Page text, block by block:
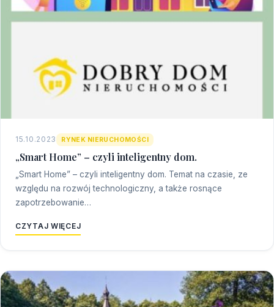
15.10.2023 RYNEK NIERUCHOMOŚCI
„Smart Home” – czyli inteligentny dom.
„Smart Home” – czyli inteligentny dom. Temat na czasie, ze
względu na rozwój technologiczny, a także rosnące
zapotrzebowanie…
CZYTAJ WIĘCEJ